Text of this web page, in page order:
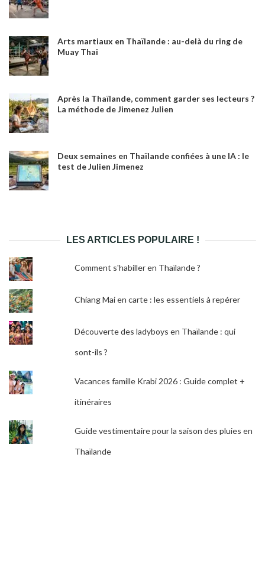
Arts martiaux en Thaïlande : au-delà du ring de
Muay Thai
Après la Thaïlande, comment garder ses lecteurs ?
La méthode de Jimenez Julien
Deux semaines en Thaïlande confiées à une IA : le
test de Julien Jimenez
LES ARTICLES POPULAIRE !
Comment s'habiller en Thaïlande ?
Chiang Mai en carte : les essentiels à repérer
Découverte des ladyboys en Thaïlande : qui
sont-ils ?
Vacances famille Krabi 2026 : Guide complet +
itinéraires
Guide vestimentaire pour la saison des pluies en
Thaïlande